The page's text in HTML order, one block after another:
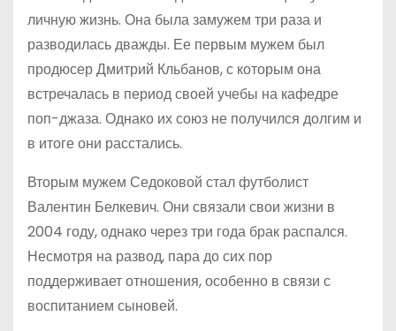
личную жизнь. Она была замужем три раза и
разводилась дважды. Ее первым мужем был
продюсер Дмитрий Кльбанов, с которым она
встречалась в период своей учебы на кафедре
поп-джаза. Однако их союз не получился долгим и
в итоге они расстались.
Вторым мужем Седоковой стал футболист
Валентин Белкевич. Они связали свои жизни в
2004 году, однако через три года брак распался.
Несмотря на развод, пара до сих пор
поддерживает отношения, особенно в связи с
воспитанием сыновей.